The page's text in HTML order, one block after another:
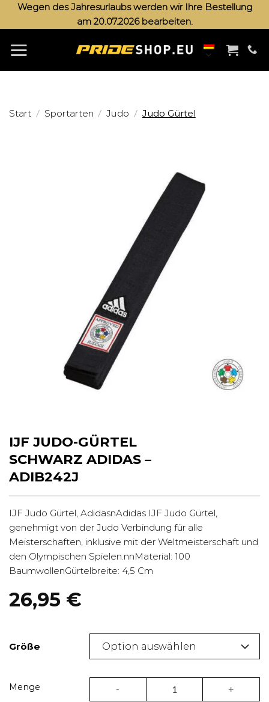
ZumWegen des Jahresurlaubs werden wir Ihre Bestellung
am 20.07.2026 bearbeiten.
Start / Sportarten / Judo / Judo Gürtel
IJF JUDO-GÜRTEL
SCHWARZ ADIDAS –
ADIB242J
IJF Judo Gürtel, AdidasnAdidas IJF Judo Gürtel,
genehmigt von der Judo Verbindung für alle
Meisterschaften, inklusive mit der Weltmeisterschaft und
den Olympischen Spielen.nnMaterial: 100
BaumwollenGürtelbreite: 4,5 Cm
26,95 €
Größe
Menge